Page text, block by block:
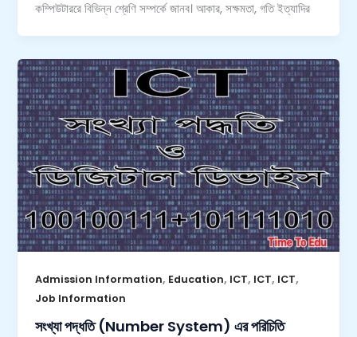
কম্পিউটাররে বিভিন্ন শ্রেণি সম্পর্কে জানব। আকার, সক্ষমতা, গতি ইত্যাদির
Admission Information, Education, ICT, ICT, ICT,
Job Information
সংখ্যা পদ্ধতি (Number System) এর পরিচিতি